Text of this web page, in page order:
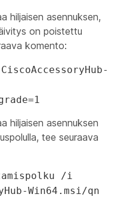
hiljaisen asennuksen,
on poistettu
komento:
hiljaisen asennuksen
tee seuraava
/i
Win64.msi/qn